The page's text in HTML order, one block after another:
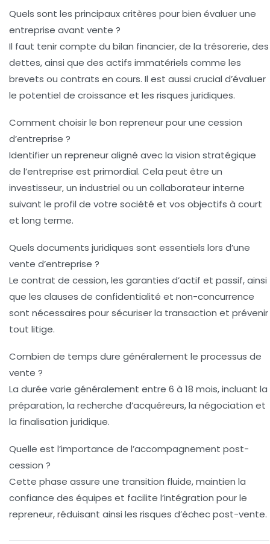
Quels sont les principaux critères pour bien évaluer une
entreprise avant vente ?
Il faut tenir compte du bilan financier, de la trésorerie, des
dettes, ainsi que des actifs immatériels comme les
brevets ou contrats en cours. Il est aussi crucial d’évaluer
le potentiel de croissance et les risques juridiques.
Comment choisir le bon repreneur pour une cession
d’entreprise ?
Identifier un repreneur aligné avec la vision stratégique
de l’entreprise est primordial. Cela peut être un
investisseur, un industriel ou un collaborateur interne
suivant le profil de votre société et vos objectifs à court
et long terme.
Quels documents juridiques sont essentiels lors d’une
vente d’entreprise ?
Le contrat de cession, les garanties d’actif et passif, ainsi
que les clauses de confidentialité et non-concurrence
sont nécessaires pour sécuriser la transaction et prévenir
tout litige.
Combien de temps dure généralement le processus de
vente ?
La durée varie généralement entre 6 à 18 mois, incluant la
préparation, la recherche d’acquéreurs, la négociation et
la finalisation juridique.
Quelle est l’importance de l’accompagnement post-
cession ?
Cette phase assure une transition fluide, maintien la
confiance des équipes et facilite l’intégration pour le
repreneur, réduisant ainsi les risques d’échec post-vente.